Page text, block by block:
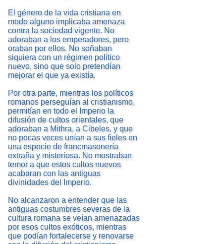
El género de la vida cristiana en
modo alguno implicaba amenaza
contra la sociedad vigente. No
adoraban a los emperadores, pero
oraban por ellos. No soñaban
siquiera con un régimen político
nuevo, sino que solo pretendían
mejorar el que ya existía.
Por otra parte, mientras los políticos
romanos perseguían al cristianismo,
permitían en todo el Imperio la
difusión de cultos orientales, que
adoraban a Mithra, a Cibeles, y que
no pocas veces unían a sus fieles en
una especie de francmasonería
extraña y misteriosa. No mostraban
temor a que estos cultos nuevos
acabaran con las antiguas
divinidades del Imperio.
No alcanzaron a entender que las
antiguas costumbres severas de la
cultura romana se veían amenazadas
por esos cultos exóticos, mientras
que podían fortalecerse y renovarse